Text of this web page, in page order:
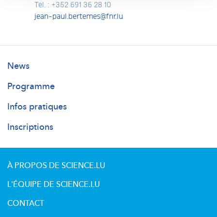
Tel. : +352 691 36 28 10
jean-paul.bertemes@fnr.lu
Researchersdays
Main
News
Programme
Infos pratiques
Inscriptions
À PROPOS DE SCIENCE.LU
L'ÉQUIPE DE SCIENCE.LU
CONTACT